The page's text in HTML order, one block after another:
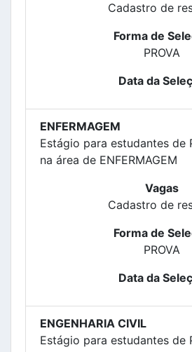
Cadastro de
Forma de
PROVA
Data da
ENFERMAGEM
Estágio para estudantes de
na área de ENFERMAGEM
Vagas
Cadastro de
Forma de
PROVA
Data da
ENGENHARIA CIVIL
Estágio para estudantes de